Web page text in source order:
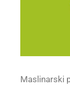
Maslinarski